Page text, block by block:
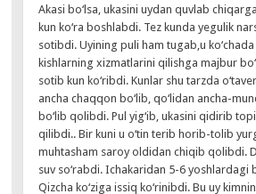
Akasi bo‘lsa, ukasini uydan quvlab
kun ko‘ra boshlabdi. Tez kunda yegulik
sotibdi. Uyining puli ham tugab,u
kishlarning xizmatlarini qilishga majbur
sotib kun ko‘ribdi. Kunlar shu tarzda
ancha chaqqon bo‘lib, qo‘lidan ancha-
bo‘lib qolibdi. Pul yig‘ib, ukasini qidirib
qilibdi.. Bir kuni u o‘tin terib horib-tolib
muhtasham saroy oldidan chiqib qolibdi.
suv so‘rabdi. Ichakaridan 5-6 yoshlardagi
Qizcha ko‘ziga issiq ko‘rinibdi. Bu uy